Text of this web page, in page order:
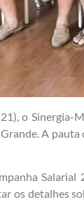
o Sinergia-
A
os detalhes